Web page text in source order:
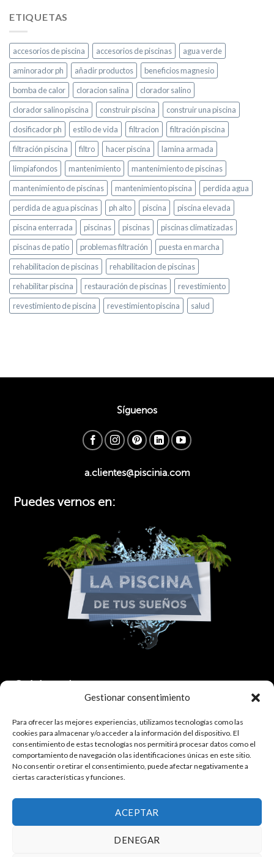
Gestionar consentimiento
Para ofrecer las mejores experiencias, utilizamos tecnologías como las
cookies para almacenar y/o acceder a la información del dispositivo. El
consentimiento de estas tecnologías nos permitirá procesar datos como el
comportamiento de navegación o las identificaciones únicas en este sitio.
No consentir o retirar el consentimiento, puede afectar negativamente a
ciertas características y funciones.
ACEPTAR
DENEGAR
ETIQUETAS
accesorios de piscina accesorios de piscinas
agua verde
aminorador ph
añadir productos
beneficios magnesio
bomba de calor
cloracion salina
clorador salino
clorador salino piscina
construir piscina
construir una piscina
dosificador ph
estilo de vida filtracion
filtración piscina
filtración piscina
filtro hacer piscina
lamina armada
limpiafondos
mantenimiento
mantenimiento de piscinas
mantenimiento de piscinas
mantenimiento piscina
perdida agua
perdida de agua piscinas
ph alto piscina
piscina elevada
piscina enterrada
piscinas piscinas
piscinas climatizadas
piscinas de patio
problemas filtración
puesta en marcha
rehabilitacion de piscinas
rehabilitacion de piscinas
rehabilitar piscina
restauración de piscinas
revestimiento
revestimiento de piscina
revestimiento piscina salud
Síguenos
a.clientes@piscinia.com
Puedes vernos en:
Colaborador:
¿Quieres trabajar con nosotros?